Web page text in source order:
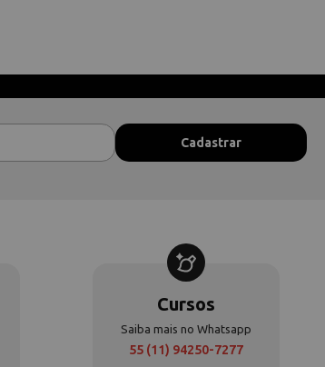
Cursos
Saiba mais no Whatsapp
55 (11) 94250-7277